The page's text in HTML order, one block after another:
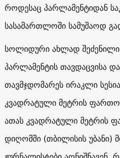
როდესაც პარლამენტიდან
სასამართლოში სამუშაოდ
სოლიდური ახლად
პარლამენტის თავდაცვისა
თავმჯდომარეს ირაკლი
კვადრატული მეტრის
ათას კვადრატული მეტრის
დიღომში (თბილისის უბანი)